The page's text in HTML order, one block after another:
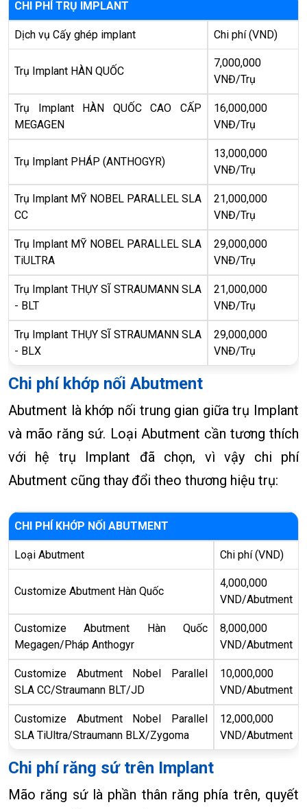
CHI PHÍ TRỤ IMPLANT
Dịch vụ Cấy ghép implant Chi phí (VND)
Trụ Implant HÀN QUỐC
7,000,000
VNĐ/Trụ
Trụ Implant HÀN QUỐC CAO CẤP
MEGAGEN
16,000,000
VNĐ/Trụ
Trụ Implant PHÁP (ANTHOGYR)
13,000,000
VNĐ/Trụ
Trụ Implant MỸ NOBEL PARALLEL SLA
CC
21,000,000
VNĐ/Trụ
Trụ Implant MỸ NOBEL PARALLEL SLA
TiULTRA
29,000,000
VNĐ/Trụ
Trụ Implant THỤY SĨ STRAUMANN SLA
- BLT
21,000,000
VNĐ/Trụ
Trụ Implant THỤY SĨ STRAUMANN SLA
- BLX
29,000,000
VNĐ/Trụ
Chi phí khớp nối Abutment
Abutment là khớp nối trung gian giữa trụ Implant
và mão răng sứ. Loại Abutment cần tương thích
với hệ trụ Implant đã chọn, vì vậy chi phí
Abutment cũng thay đổi theo thương hiệu trụ:
CHI PHÍ KHỚP NỐI ABUTMENT
Loại Abutment Chi phí (VND)
Customize Abutment Hàn Quốc
4,000,000
VND/Abutment
Customize Abutment Hàn Quốc
Megagen/Pháp Anthogyr
8,000,000
VND/Abutment
Customize Abutment Nobel Parallel
SLA CC/Straumann BLT/JD
10,000,000
VND/Abutment
Customize Abutment Nobel Parallel
SLA TiUltra/Straumann BLX/Zygoma
12,000,000
VND/Abutment
Chi phí răng sứ trên Implant
Mão răng sứ là phần thân răng phía trên, quyết